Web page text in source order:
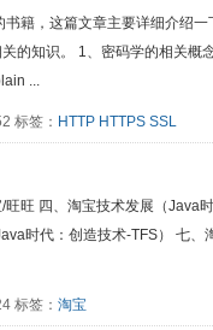
籍，这篇文章主要详细介绍
的知识。 1、密码学的相关概
...
标签： HTTP HTTPS SSL
旺 四、淘宝技术发展（Java
时代：创造技术-TFS） 七
标签： 淘宝